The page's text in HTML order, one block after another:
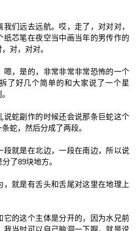
们远去远航。哎，走了，对对对，
纸芯笔在夜空当中画当年的男传作的
对，对对。
嗯，是的，非常非常非常恐怖的一个
了好几个简单的和大家说了一个星
说蛇副作的时候还会说那条巨蛇这个
蛇，然后分成了两段。
段就是在北边，一段在南边，所以说
了89块地方。
，就是有舌头和舌尾对这里在地理上
它的这个主体是分开的，因为水兄前
我当时可以自己脑洞一下啊，就是说